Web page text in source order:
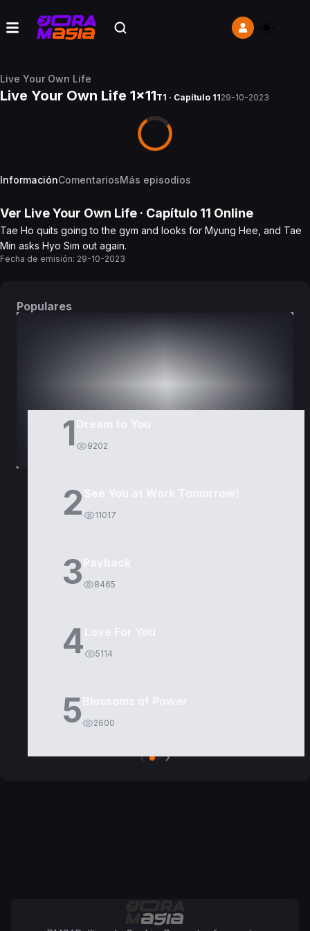
Live Your Own Life
Live Your Own Life 1x11T1 · Capítulo 1129-10-2023
InformaciónComentariosMás episodios
Ver Live Your Own Life · Capítulo 11 Online
Tae Ho quits going to the gym and looks for Myung Hee, and Tae
Min asks Hyo Sim out again.
Fecha de emisión: 29-10-2023
Populares
1 9202
2 11017
3 8465
4 5114
5 2600